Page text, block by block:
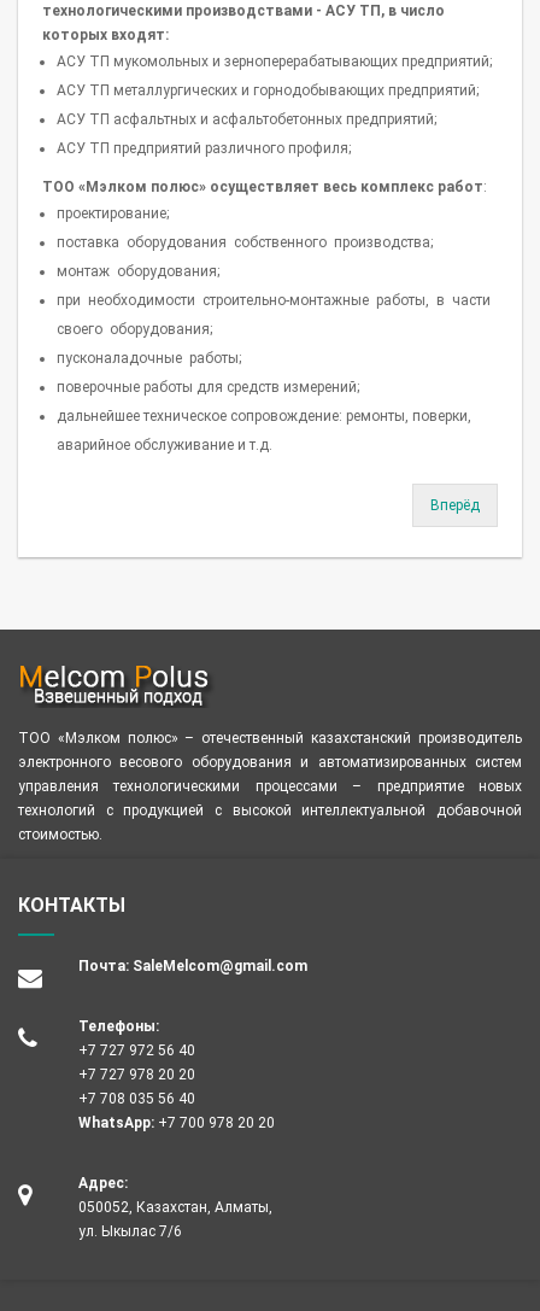
технологическими производствами - АСУ ТП, в число
которых входят:
АСУ ТП мукомольных и зерноперерабатывающих предприятий;
АСУ ТП металлургических и горнодобывающих предприятий;
АСУ ТП асфальтных и асфальтобетонных предприятий;
АСУ ТП предприятий различного профиля;
ТОО «Мэлком полюс» осуществляет весь комплекс работ:
проектирование;
поставка оборудования собственного производства;
монтаж оборудования;
при необходимости строительно-монтажные работы, в части
своего оборудования;
пусконаладочные работы;
поверочные работы для средств измерений;
дальнейшее техническое сопровождение: ремонты, поверки,
аварийное обслуживание и т.д.
Вперёд
ТОО «Мэлком полюс» – отечественный казахстанский производитель
электронного весового оборудования и автоматизированных систем
управления технологическими процессами – предприятие новых
технологий с продукцией с высокой интеллектуальной добавочной
стоимостью.
КОНТАКТЫ
Почта: SaleMelcom@gmail.com
Телефоны:
+7 727 972 56 40
+7 727 978 20 20
+7 708 035 56 40
WhatsApp: +7 700 978 20 20
Адрес:
050052, Казахстан, Алматы,
ул. Ыкылас 7/6